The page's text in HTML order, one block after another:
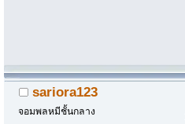
sariora123
จอมพลหมีชั้นกลาง